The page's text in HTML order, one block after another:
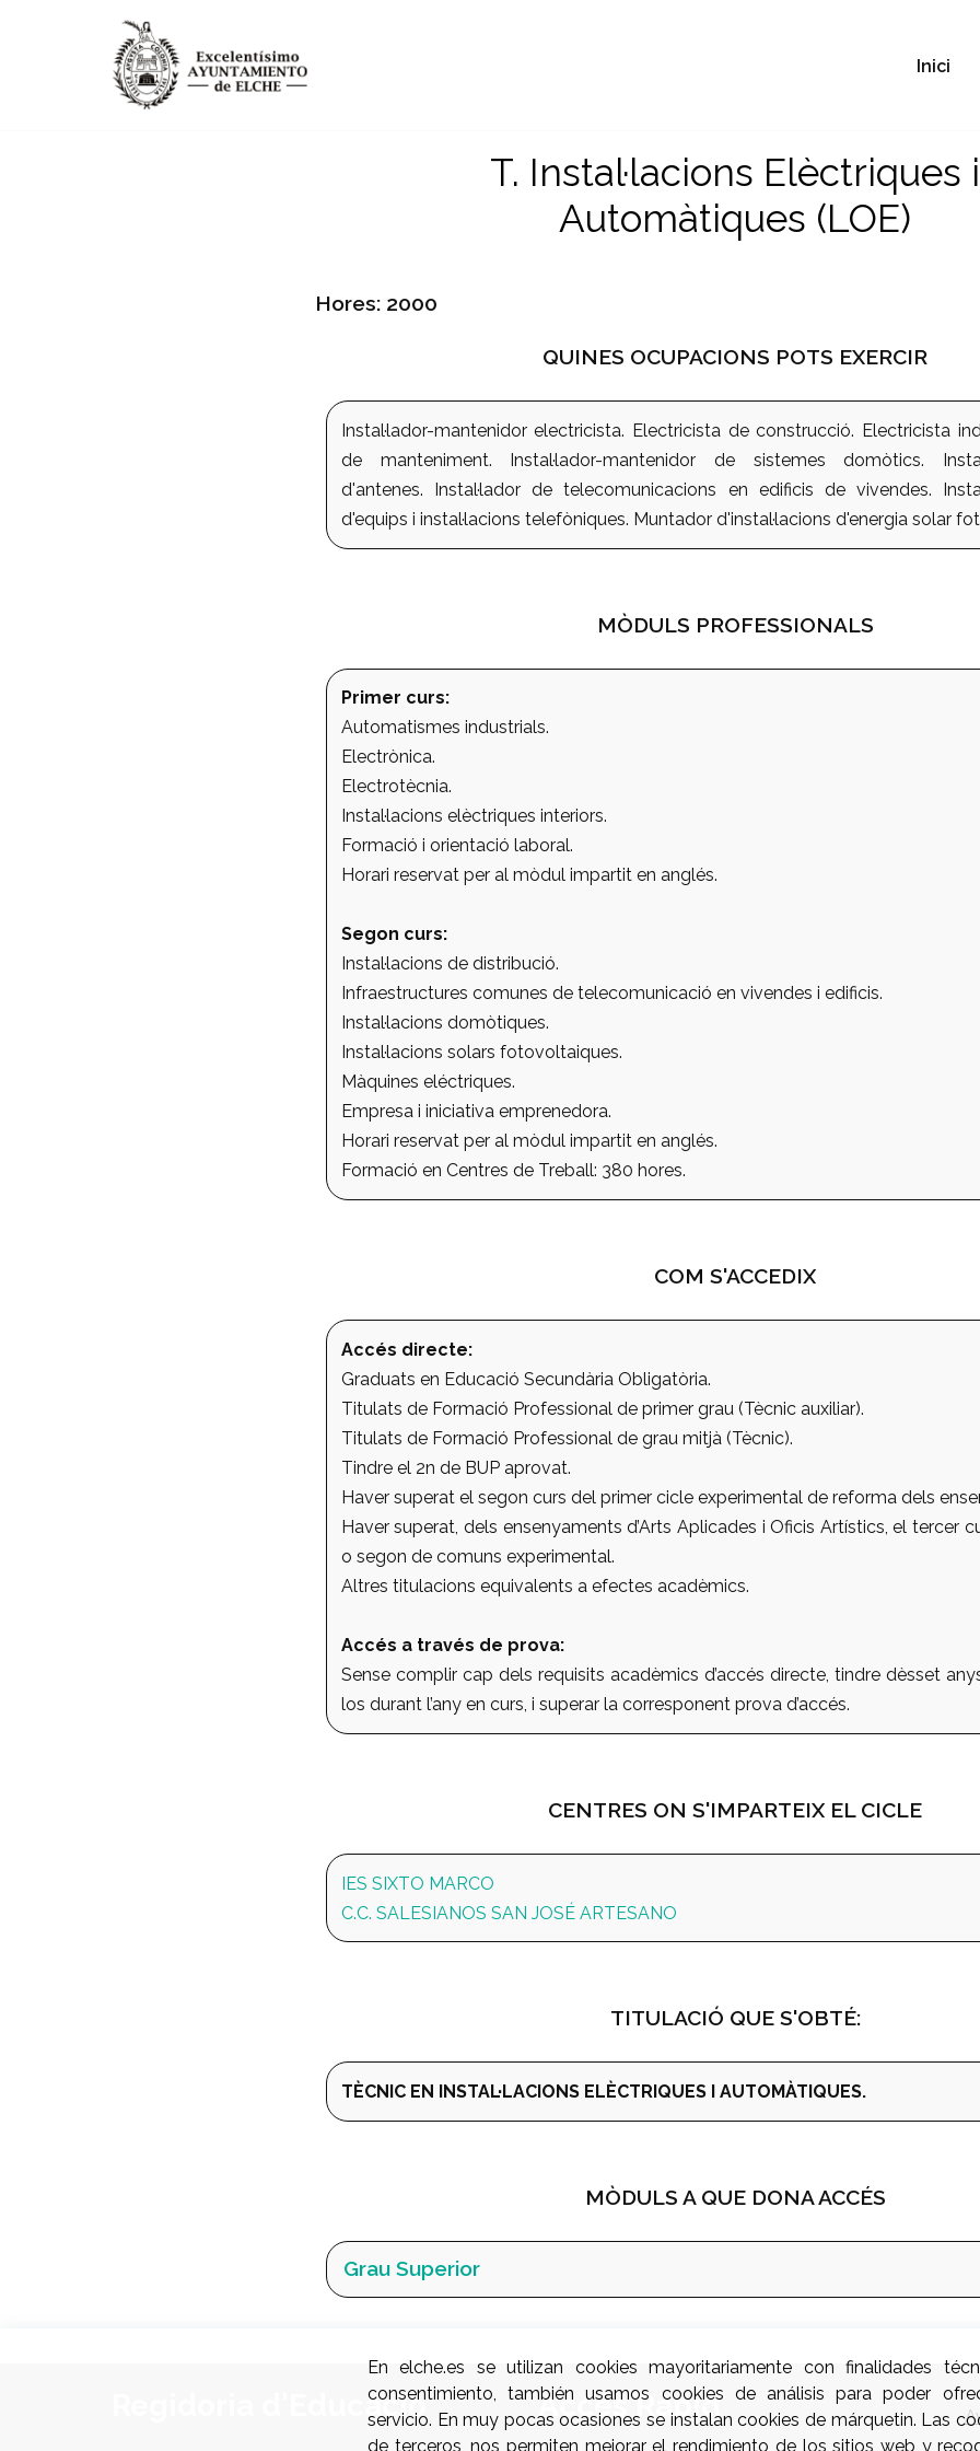
Inici
T. Instal·lacions Elèctriques i
Automàtiques (LOE)
Hores: 2000
QUINES OCUPACIONS POTS EXERCIR
Instal·lador-mantenidor electricista. Electricista de construcció. Electricista
de manteniment. Instal·lador-mantenidor de sistemes domòtics.
d'antenes. Instal·lador de telecomunicacions en edificis de vivendes.
d'equips i instal·lacions telefòniques. Muntador d'instal·lacions d'energia solar
MÒDULS PROFESSIONALS
Primer curs:
Automatismes industrials.
Electrònica.
Electrotècnia.
Instal·lacions elèctriques interiors.
Formació i orientació laboral.
Horari reservat per al mòdul impartit en anglés.
Segon curs:
Instal·lacions de distribució.
Infraestructures comunes de telecomunicació en vivendes i edificis.
Instal·lacions domòtiques.
Instal·lacions solars fotovoltaiques.
Màquines eléctriques.
Empresa i iniciativa emprenedora.
Horari reservat per al mòdul impartit en anglés.
Formació en Centres de Treball: 380 hores.
COM S'ACCEDIX
Accés directe:
Graduats en Educació Secundària Obligatòria.
Titulats de Formació Professional de primer grau (Tècnic auxiliar).
Titulats de Formació Professional de grau mitjà (Tècnic).
Tindre el 2n de BUP aprovat.
Haver superat el segon curs del primer cicle experimental de reforma dels
Haver superat, dels ensenyaments d’Arts Aplicades i Oficis Artístics, el tercer
o segon de comuns experimental.
Altres titulacions equivalents a efectes acadèmics.
Accés a través de prova:
Sense complir cap dels requisits acadèmics d’accés directe, tindre dèsset
los durant l’any en curs, i superar la corresponent prova d’accés.
CENTRES ON S'IMPARTEIX EL CICLE
IES SIXTO MARCO
C.C. SALESIANOS SAN JOSÉ ARTESANO
TITULACIÓ QUE S'OBTÉ:
TÈCNIC EN INSTAL·LACIONS ELÈCTRIQUES I AUTOMÀTIQUES.
MÒDULS A QUE DONA ACCÉS
Grau Superior
Regidoria d'Educació Accés Ràpid
En elche.es se utilizan cookies mayoritariamente con finalidades
consentimiento, también usamos cookies de análisis para poder
servicio. En muy pocas ocasiones se instalan cookies de márquetin. Las
de terceros, nos permiten mejorar el rendimiento de los sitios web y